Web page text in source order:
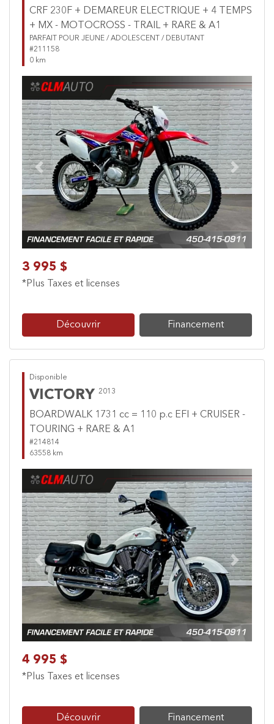
CRF 230F + DEMAREUR ELECTRIQUE + 4 TEMPS
+ MX - MOTOCROSS - TRAIL + RARE & A1
PARFAIT POUR JEUNE / ADOLESCENT / DEBUTANT
#211158
0 km
Previous Next
3 995 $
*Plus Taxes et licenses
Découvrir Financement
Disponible
VICTORY 2013
BOARDWALK 1731 cc = 110 p.c EFI + CRUISER -
TOURING + RARE & A1
#214814
63558 km
Previous Next
4 995 $
*Plus Taxes et licenses
Découvrir Financement